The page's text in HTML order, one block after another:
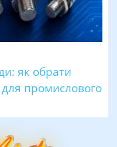
як обрати
промислового